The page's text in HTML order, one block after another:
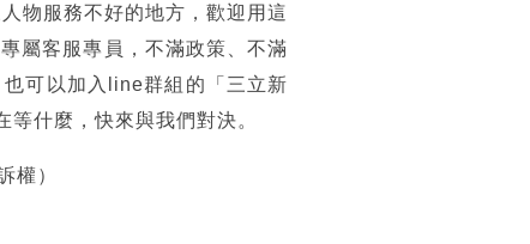
物服務不好的地方，歡迎用這
屬客服專員，不滿政策、不滿
可以加入line群組的「三立新
什麼，快來與我們對決。
權）